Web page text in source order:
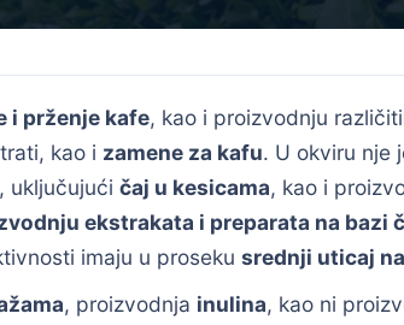
i prženje kafe, kao i proizvodnju
kao i zamene za kafu. U okviru nje
uključujući čaj u kesicama, kao i
ekstrakata i preparata na bazi
imaju u proseku srednji uticaj
, proizvodnja inulina, kao ni